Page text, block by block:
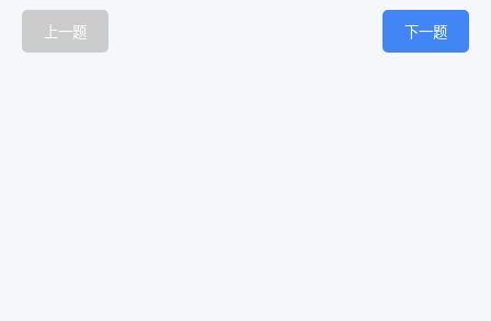
上一题 下一题